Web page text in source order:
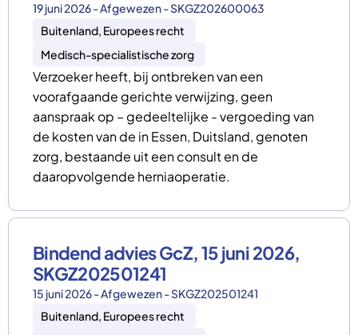
19 juni 2026 - Afgewezen - SKGZ202600063
Buitenland, Europees recht
Medisch-specialistische zorg
Verzoeker heeft, bij ontbreken van een
voorafgaande gerichte verwijzing, geen
aanspraak op – gedeeltelijke - vergoeding van
de kosten van de in Essen, Duitsland, genoten
zorg, bestaande uit een consult en de
daaropvolgende herniaoperatie.
Bindend advies GcZ, 15 juni 2026,
SKGZ202501241
15 juni 2026 - Afgewezen - SKGZ202501241
Buitenland, Europees recht